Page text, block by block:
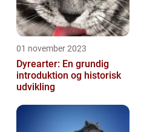
01 november 2023
Dyrearter: En grundig
introduktion og historisk
udvikling